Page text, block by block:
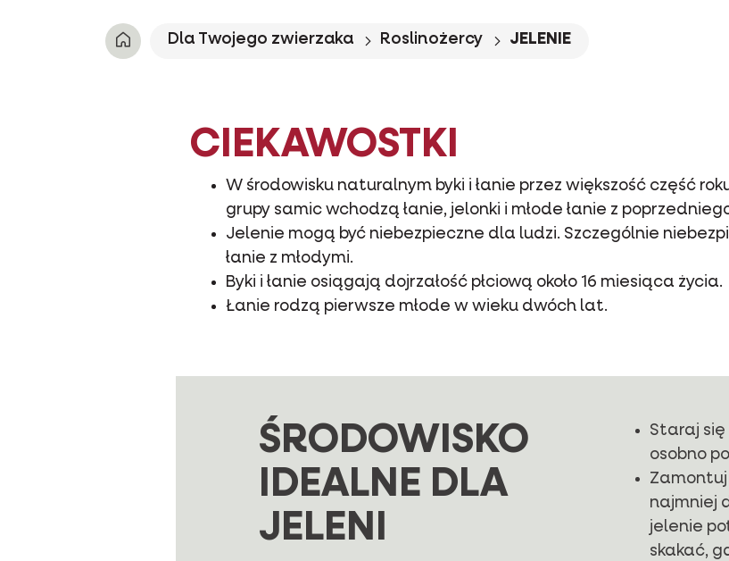
Dla Twojego zwierzaka Roslinożercy JELENIE
CIEKAWOSTKI
W środowisku naturalnym byki i łanie przez większość część
grupy samic wchodzą łanie, jelonki i młode łanie z
Jelenie mogą być niebezpieczne dla ludzi. Szczególnie
łanie z młodymi.
Byki i łanie osiągają dojrzałość płciową około 16 miesiąca życia.
Łanie rodzą pierwsze młode w wieku dwóch lat.
ŚRODOWISKO
IDEALNE DLA
JELENI
Staraj się
osobno
Zamontuj
najmniej
jelenie
skakać,